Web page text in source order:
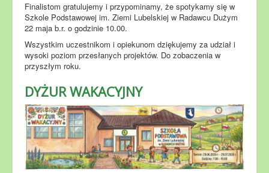
Finalistom gratulujemy i przypominamy, że spotykamy się w
Szkole Podstawowej im. Ziemi Lubelskiej w Radawcu Dużym
22 maja b.r. o godzinie 10.00.
Wszystkim uczestnikom i opiekunom dziękujemy za udział i
wysoki poziom przesłanych projektów. Do zobaczenia w
przyszłym roku.
DYŻUR WAKACYJNY